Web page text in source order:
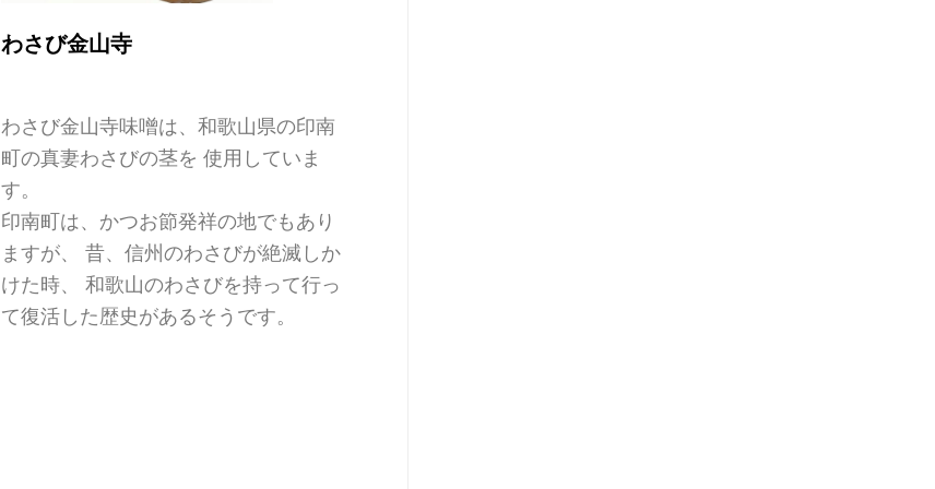
わさび金山寺
わさび金山寺味噌は、和歌山県の印南
町の真妻わさびの茎を 使用していま
す。
印南町は、かつお節発祥の地でもあり
ますが、 昔、信州のわさびが絶滅しか
けた時、 和歌山のわさびを持って行っ
て復活した歴史があるそうです。